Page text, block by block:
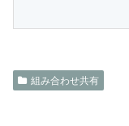
組み合わせ共有